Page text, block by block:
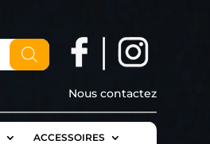
Nous contactez
ACCESSOIRES